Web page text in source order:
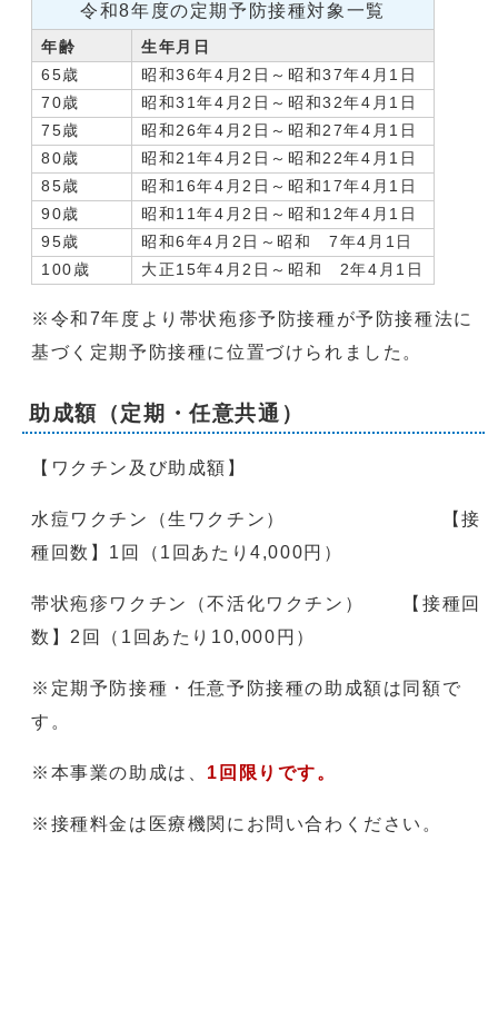
令和8年度の定期予防接種対象一覧
年齢
生年月日
65歳
昭和36年4月2日～昭和37年4月1日
70歳
昭和31年4月2日～昭和32年4月1日
75歳
昭和26年4月2日～昭和27年4月1日
80歳
昭和21年4月2日～昭和22年4月1日
85歳
昭和16年4月2日～昭和17年4月1日
90歳
昭和11年4月2日～昭和12年4月1日
95歳
昭和6年4月2日～昭和 7年4月1日
100歳
大正15年4月2日～昭和 2年4月1日
※令和7年度より帯状疱疹予防接種が予防接種法に
基づく定期予防接種に位置づけられました。
助成額（定期・任意共通）
【ワクチン及び助成額】
水痘ワクチン（生ワクチン） 【接
種回数】1回（1回あたり4,000円）
帯状疱疹ワクチン（不活化ワクチン） 【接種回
数】2回（1回あたり10,000円）
※定期予防接種・任意予防接種の助成額は同額で
す。
※本事業の助成は、 1回限りです。
※接種料金は医療機関にお問い合わください。